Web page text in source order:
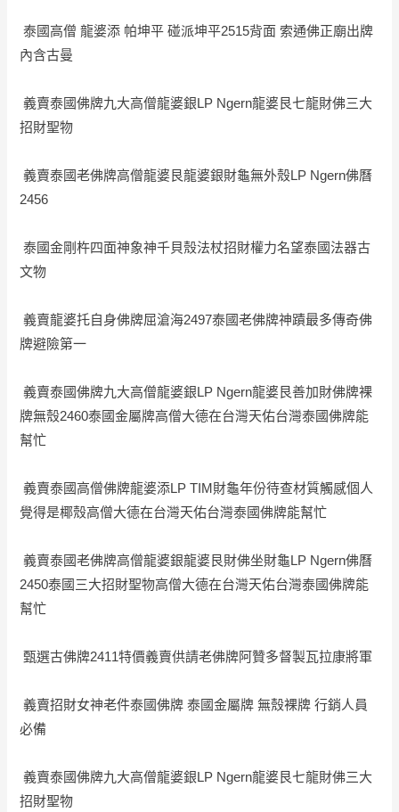
泰國高僧 龍婆添 帕坤平 碰派坤平2515背面 索通佛正廟出牌
內含古曼
義賣泰國佛牌九大高僧龍婆銀LP Ngern龍婆艮七龍財佛三大
招財聖物
義賣泰國老佛牌高僧龍婆艮龍婆銀財龜無外殼LP Ngern佛曆
2456
泰國金剛杵四面神象神千貝殼法杖招財權力名望泰國法器古
文物
義賣龍婆托自身佛牌屈滄海2497泰國老佛牌神蹟最多傳奇佛
牌避險第一
義賣泰國佛牌九大高僧龍婆銀LP Ngern龍婆艮善加財佛牌裸
牌無殼2460泰國金屬牌高僧大德在台灣天佑台灣泰國佛牌能
幫忙
義賣泰國高僧佛牌龍婆添LP TIM財龜年份待查材質觸感個人
覺得是椰殼高僧大德在台灣天佑台灣泰國佛牌能幫忙
義賣泰國老佛牌高僧龍婆銀龍婆艮財佛坐財龜LP Ngern佛曆
2450泰國三大招財聖物高僧大德在台灣天佑台灣泰國佛牌能
幫忙
甄選古佛牌2411特價義賣供請老佛牌阿贊多督製瓦拉康將軍
義賣招財女神老件泰國佛牌 泰國金屬牌 無殼裸牌 行銷人員
必備
義賣泰國佛牌九大高僧龍婆銀LP Ngern龍婆艮七龍財佛三大
招財聖物